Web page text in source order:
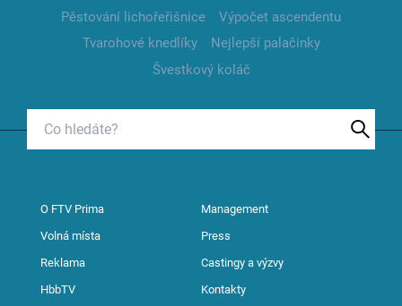
Pěstování lichořeřišnice
Výpočet ascendentu
Tvarohové knedlíky
Nejlepší palačinky
Švestkový koláč
O FTV Prima Management
Volná místa Press
Reklama Castingy a výzvy
HbbTV Kontakty